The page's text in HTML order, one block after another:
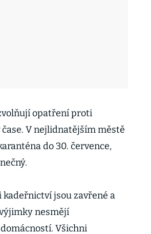
opatření proti
V nejlidnatějším městě
do 30. července,
jsou zavřené a
nesmějí
Všichni